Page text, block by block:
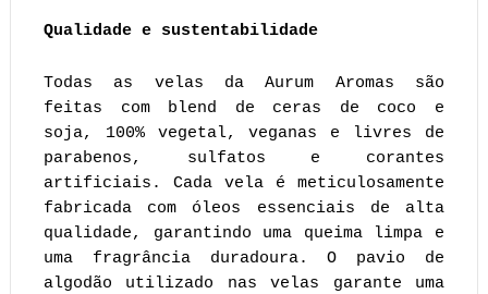
Qualidade e sustentabilidade
Todas as velas da Aurum Aromas são
feitas com blend de ceras de coco e
soja, 100% vegetal, veganas e livres de
parabenos, sulfatos e corantes
artificiais. Cada vela é meticulosamente
fabricada com óleos essenciais de alta
qualidade, garantindo uma queima limpa e
uma fragrância duradoura. O pavio de
algodão utilizado nas velas garante uma